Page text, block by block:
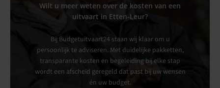
Wilt u meer weten over de kosten van een
uitvaart in Etten-Leur?
Bij Budgetuitvaart24 staan wij klaar om u
persoonlijk te adviseren. Met duidelijke pakketten,
transparante kosten en begeleiding bij elke stap
wordt een afscheid geregeld dat past bij uw wensen
én uw budget.